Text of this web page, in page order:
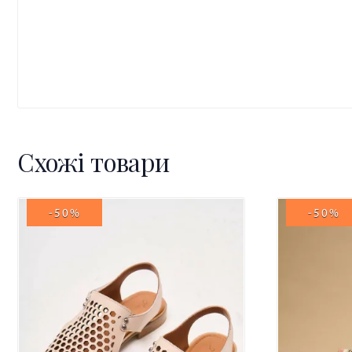
Схожі товари
-50% -50%